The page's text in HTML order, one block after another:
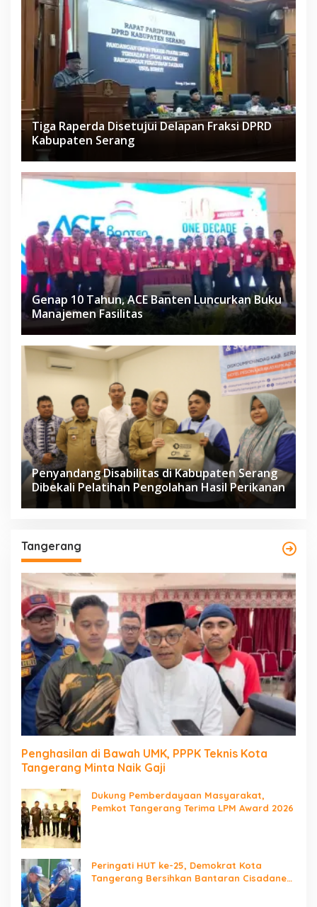
Tiga Raperda Disetujui Delapan Fraksi DPRD
Kabupaten Serang
Genap 10 Tahun, ACE Banten Luncurkan Buku
Manajemen Fasilitas
Penyandang Disabilitas di Kabupaten Serang
Dibekali Pelatihan Pengolahan Hasil Perikanan
Tangerang
Penghasilan di Bawah UMK, PPPK Teknis Kota
Tangerang Minta Naik Gaji
Dukung Pemberdayaan Masyarakat,
Pemkot Tangerang Terima LPM Award 2026
Peringati HUT ke-25, Demokrat Kota
Tangerang Bersihkan Bantaran Cisadane